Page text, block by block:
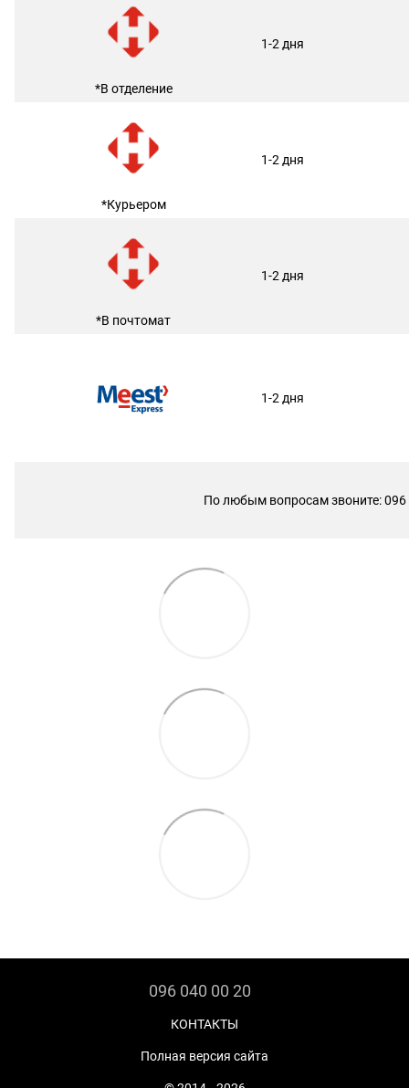
*В отделение
1-2 дня
*Курьером
1-2 дня
*В почтомат
1-2 дня
1-2 дня
По любым вопросам звоните: 096
096 040 00 20
КОНТАКТЫ
Полная версия сайта